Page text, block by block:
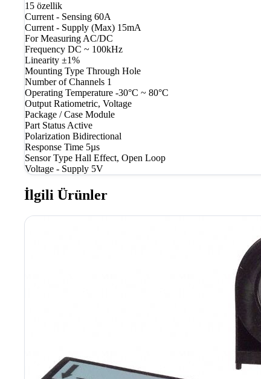
15 özellik
Current - Sensing 60A
Current - Supply (Max) 15mA
For MeasuringAC/DC
Frequency DC ~ 100kHz
Linearity ±1%
Mounting Type Through Hole
Number of Channels 1
Operating Temperature -30°C ~ 80°C
Output Ratiometric, Voltage
Package / Case Module
Part StatusActive
Polarization Bidirectional
Response Time 5µs
Sensor Type Hall Effect, Open Loop
Voltage - Supply 5V
İlgili Ürünler